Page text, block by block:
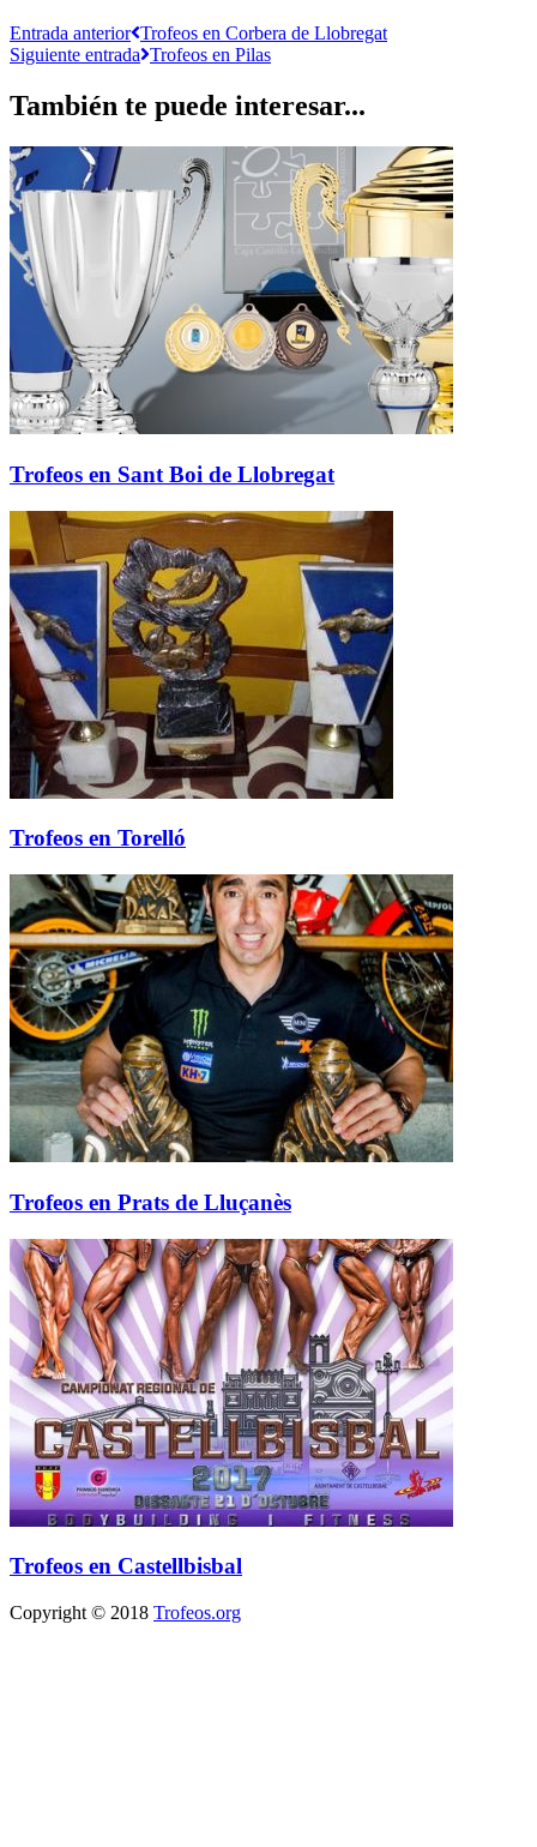
Entrada anterior Trofeos en Corbera de Llobregat
Siguiente entrada Trofeos en Pilas
También te puede interesar...
Trofeos en Sant Boi de Llobregat
Trofeos en Torelló
Trofeos en Prats de Lluçanès
Trofeos en Castellbisbal
Copyright © 2018 Trofeos.org